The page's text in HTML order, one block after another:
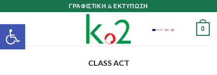
Ανοίξτε τη γραμμή εργαλείων
content
ΓΡΑΦΙΣΤΙΚΗ & ΕΚΤΥΠΩΣΗ
0
CLASS ACT